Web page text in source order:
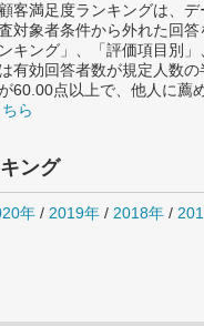
客満足度ランキングは、デ
対象者条件から外れた回答
キング」、「評価項目別
有効回答者数が規定人数
60.00点以上で、他人に薦
ら
ング
年 / 2019年 / 2018年 /